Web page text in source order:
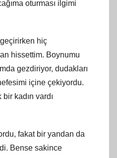
oturması ilgimi
hiç
hissettim. Boynumu
gezdiriyor, dudakları
içine çekiyordu.
kadın vardı
fakat bir yandan da
Bense sakince